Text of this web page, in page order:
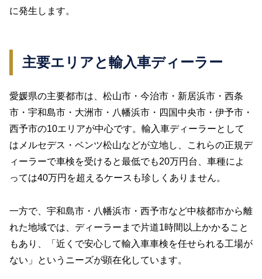
に発生します。
主要エリアと輸入車ディーラー
愛媛県の主要都市は、松山市・今治市・新居浜市・西条
市・宇和島市・大洲市・八幡浜市・四国中央市・伊予市・
西予市の10エリアが中心です。輸入車ディーラーとして
はメルセデス・ベンツ松山などが立地し、これらの正規デ
ィーラーで車検を受けると最低でも20万円台、車種によ
っては40万円を超えるケースも珍しくありません。
一方で、宇和島市・八幡浜市・西予市など中核都市から離
れた地域では、ディーラーまで片道1時間以上かかること
もあり、「近くで安心して輸入車車検を任せられる工場が
ない」というニーズが顕在化しています。